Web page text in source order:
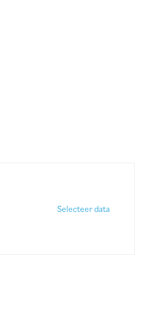
Selecteer data